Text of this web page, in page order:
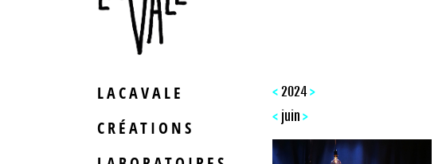
LACAVALE
CRÉATIONS
< 2024>
< juin >